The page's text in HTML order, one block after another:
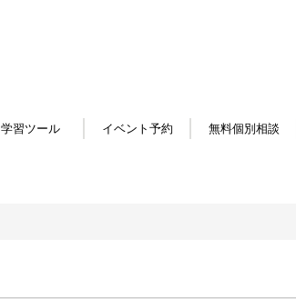
学習ツール イベント予約 無料個別相談